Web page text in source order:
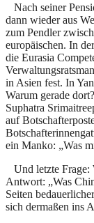
Nach seiner
dann wieder aus
zum Pendler
europäischen. In
die Eurasia
in Asien fest. In
Warum gerade
Suphatra
auf
ein Manko: „Was
Und letzte Frage:
Antwort: „Was
Seiten
sich dermaßen ins